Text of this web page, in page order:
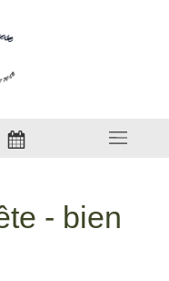
- bien